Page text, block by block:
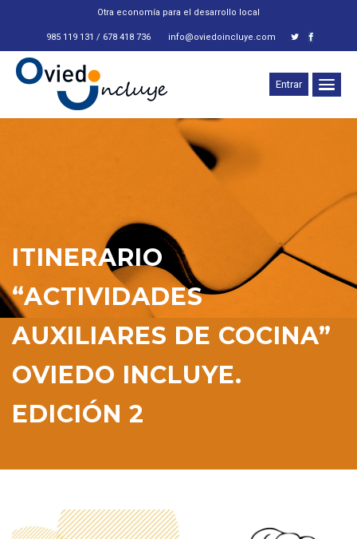
Otra economía para el desarrollo local
985 119 131 / 678 418 736 info@oviedoincluye.com
Entrar
ITINERARIO
“ACTIVIDADES
AUXILIARES DE COCINA”
OVIEDO INCLUYE.
EDICIÓN 2